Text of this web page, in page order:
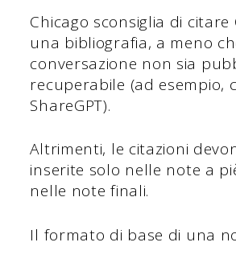
Chicago sconsiglia di citare
una bibliografia, a meno
conversazione non sia
recuperabile (ad esempio,
ShareGPT).
Altrimenti, le citazioni
inserite solo nelle note a
nelle note finali.
Il formato di base di una